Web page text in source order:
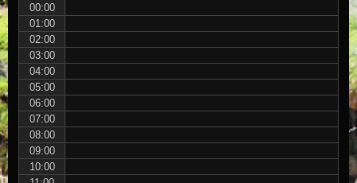
00:00
01:00
02:00
03:00
04:00
05:00
06:00
07:00
08:00
09:00
10:00